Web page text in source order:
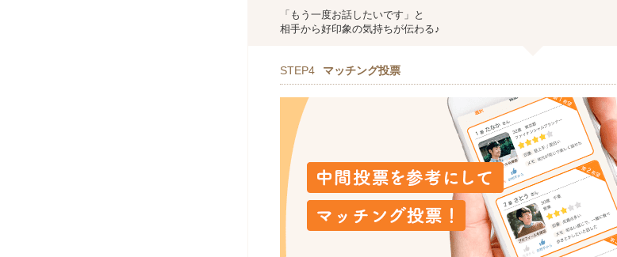
「もう一度お話したいです」と
相手から好印象の気持ちが伝わる♪
STEP4 マッチング投票